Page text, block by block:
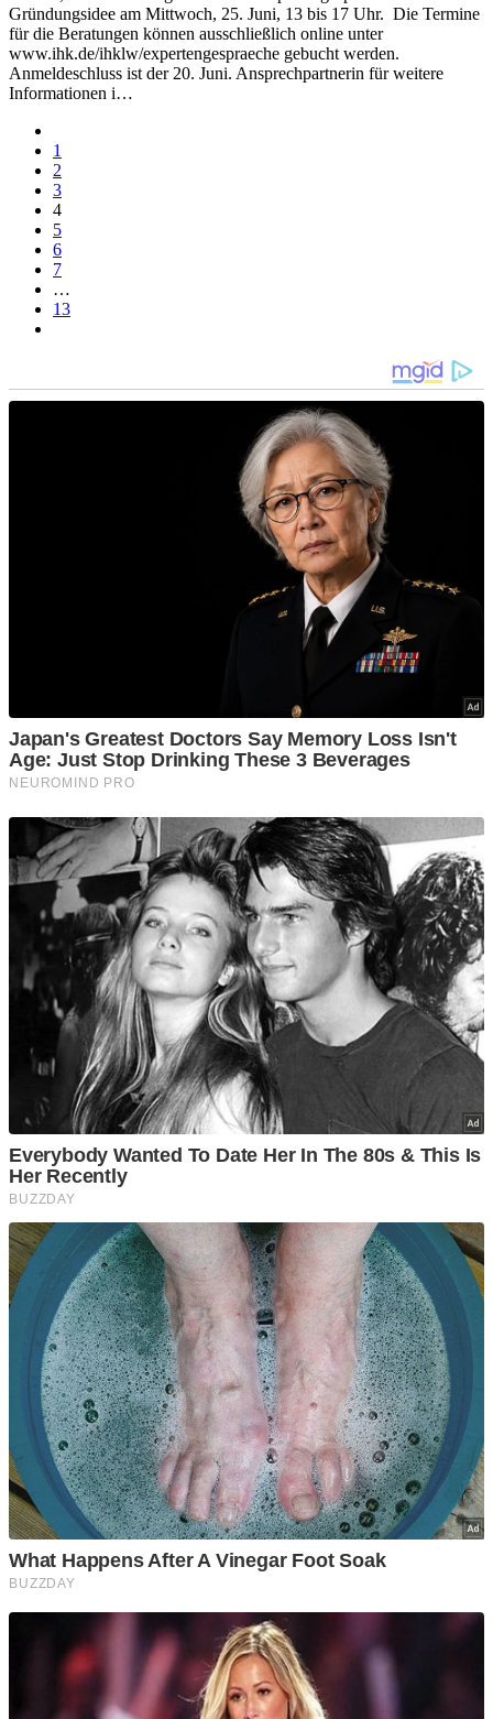
Gründungsidee am Mittwoch, 25. Juni, 13 bis 17 Uhr. Die Termine
für die Beratungen können ausschließlich online unter
www.ihk.de/ihklw/expertengespraeche gebucht werden.
Anmeldeschluss ist der 20. Juni. Ansprechpartnerin für weitere
Informationen i…
1
2
3
4
5
6
7
…
13